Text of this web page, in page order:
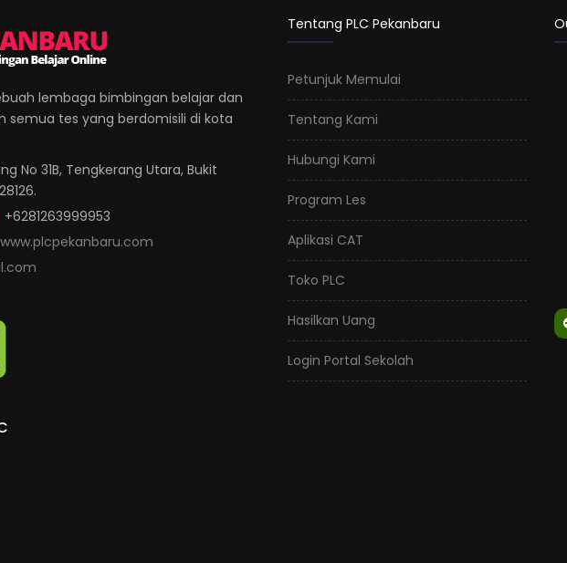
lembaga bimbingan belajar dan
semua tes yang berdomisili di kota
No 31B, Tengkerang Utara, Bukit
+6281263999953
www.plcpekanbaru.com
Tentang PLC Pekanbaru
Petunjuk Memulai
Tentang Kami
Hubungi Kami
Program Les
Aplikasi CAT
Toko PLC
Hasilkan Uang
Login Portal Sekolah